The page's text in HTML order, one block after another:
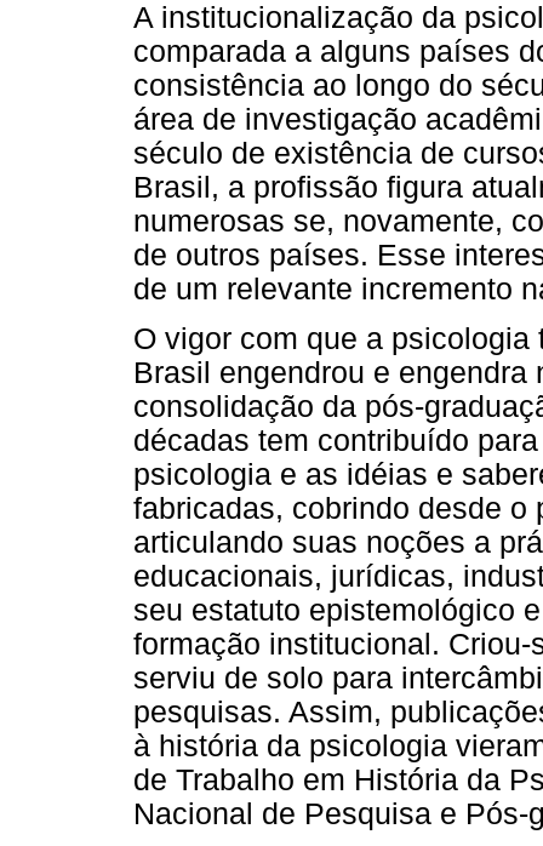
A institucionalização da
comparada a alguns países
consistência ao longo do
área de investigação
século de existência de
Brasil, a profissão figura
numerosas se, novamente,
de outros países. Esse
de um relevante incremento
O vigor com que a
Brasil engendrou e
consolidação da pós-
décadas tem contribuído
psicologia e as idéias e
fabricadas, cobrindo desde
articulando suas noções a
educacionais, jurídicas,
seu estatuto epistemológico
formação institucional.
serviu de solo para
pesquisas. Assim,
à história da psicologia
de Trabalho em História da
Nacional de Pesquisa e